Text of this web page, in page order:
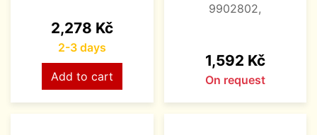
Price
2,278 Kč
2-3 days
Add to cart
9902802,
Price
1,592 Kč
On request